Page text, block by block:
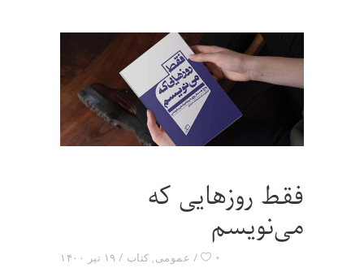
فقط روزهایی که
می‌نویسم
۱۹ تیر ۱۴۰۰ عمومی, کتاب ۰